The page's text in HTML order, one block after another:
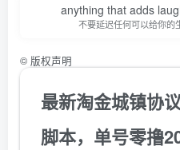
anything that adds
不要延迟任何可以给你的
© 版权声明
最新淘金城镇协
脚本，单号零撸